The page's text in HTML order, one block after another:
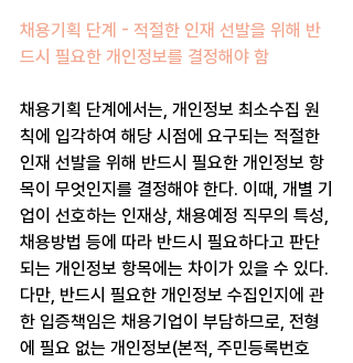
채용기획 단계 - 적절한 인재 선발을 위해 반
드시 필요한 개인정보를 결정해야 함
채용기획 단계에서는, 개인정보 최소수집 원
칙에 입각하여 해당 시점에 요구되는 적절한
인재 선발을 위해 반드시 필요한 개인정보 항
목이 무엇인지를 결정해야 한다. 이때, 개별 기
업이 선호하는 인재상, 채용예정 직무의 특성,
채용방법 등에 따라 반드시 필요하다고 판단
되는 개인정보 항목에는 차이가 있을 수 있다.
다만, 반드시 필요한 개인정보 수집인지에 관
한 입증책임은 채용기업이 부담하므로, 전형
에 필요 없는 개인정보(본적, 주민등록번호